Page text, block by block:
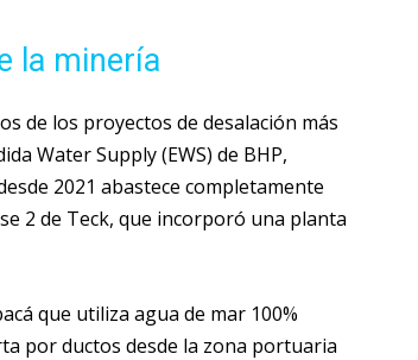
la minería
de los proyectos de desalación más
Water Supply (EWS) de BHP,
2021 abastece completamente
2 de Teck, que incorporó una planta
que utiliza agua de mar 100%
por ductos desde la zona portuaria